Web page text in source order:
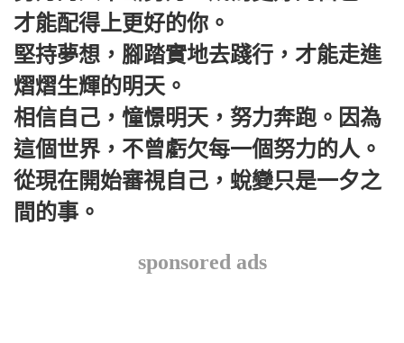
才能配得上更好的你。
堅持夢想，腳踏實地去踐行，才能走進
熠熠生輝的明天。
相信自己，憧憬明天，努力奔跑。因為
這個世界，不曾虧欠每一個努力的人。
從現在開始審視自己，蛻變只是一夕之
間的事。
sponsored ads